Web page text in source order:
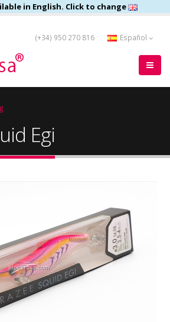
in English. Click to change
(+34) 950 270 816 Español
Egi